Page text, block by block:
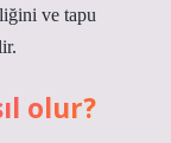
ve tapu
olur?